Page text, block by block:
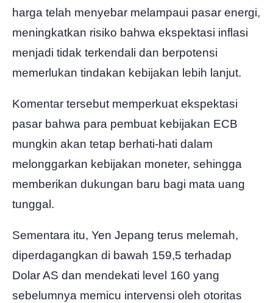
harga telah menyebar melampaui pasar energi,
meningkatkan risiko bahwa ekspektasi inflasi
menjadi tidak terkendali dan berpotensi
memerlukan tindakan kebijakan lebih lanjut.
Komentar tersebut memperkuat ekspektasi
pasar bahwa para pembuat kebijakan ECB
mungkin akan tetap berhati-hati dalam
melonggarkan kebijakan moneter, sehingga
memberikan dukungan baru bagi mata uang
tunggal.
Sementara itu, Yen Jepang terus melemah,
diperdagangkan di bawah 159,5 terhadap
Dolar AS dan mendekati level 160 yang
sebelumnya memicu intervensi oleh otoritas